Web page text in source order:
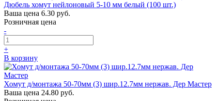
Дюбель хомут нейлоновый 5-10 мм белый (100 шт.)
Ваша цена 6.30 руб.
Розничная цена
-
+
В корзину
Хомут д/монтажа 50-70мм (3) шир.12.7мм нержав. Дер Мастер
Ваша цена 24.80 руб.